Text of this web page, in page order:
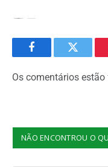
FacebookTwitter
Os comentários estão
NÃO ENCONTROU O